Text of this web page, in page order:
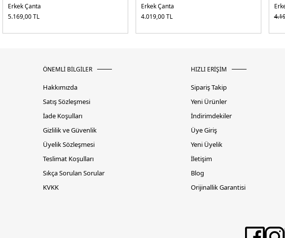
Erkek Çanta
5.169,00TL
Erkek Çanta
4.019,00TL
ÖNEMLİ BİLGİLER
Hakkımızda
Satış Sözleşmesi
İade Koşulları
Gizlilik ve Güvenlik
Üyelik Sözleşmesi
Teslimat Koşulları
Sıkça Sorulan Sorular
KVKK
HIZLI ERİŞİM
Sipariş Takip
Yeni Ürünler
İndirimdekiler
Üye Giriş
Yeni Üyelik
İletişim
Blog
Orijinallik Garantisi